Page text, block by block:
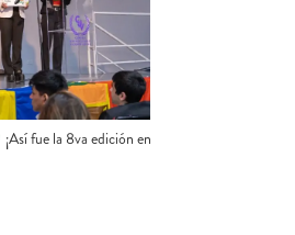
¡Así fue la 8va edición en